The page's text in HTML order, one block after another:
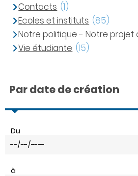
Contacts (1)
Ecoles et instituts (85)
Notre politique - Notre projet
Vie étudiante (15)
Par date de création
Du
à